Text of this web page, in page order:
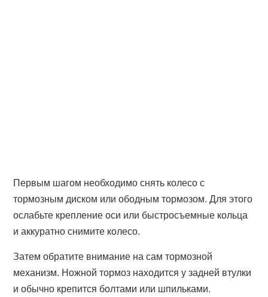
Первым шагом необходимо снять колесо с
тормозным диском или ободным тормозом. Для этого
ослабьте крепление оси или быстросъемные кольца
и аккуратно снимите колесо.
Затем обратите внимание на сам тормозной
механизм. Ножной тормоз находится у задней втулки
и обычно крепится болтами или шпильками.